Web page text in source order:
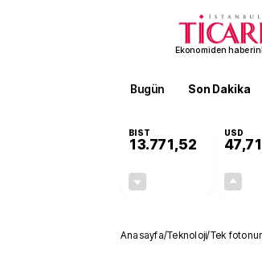
Ekonomiden
Bugün Son Dakika
BIST
13.771,52
USD
47,71
Anasayfa/Teknoloji/Tek